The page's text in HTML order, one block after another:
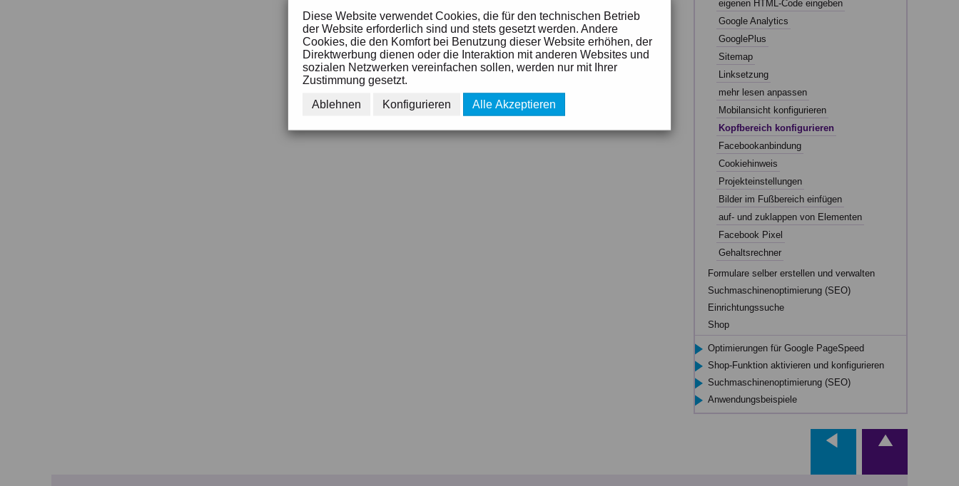
eigenen HTML-Code eingeben
Google Analytics
GooglePlus
Sitemap
Linksetzung
mehr lesen anpassen
Mobilansicht konfigurieren
Kopfbereich konfigurieren
Facebookanbindung
Cookiehinweis
Projekteinstellungen
Bilder im Fußbereich einfügen
auf- und zuklappen von Elementen
Facebook Pixel
Gehaltsrechner
Formulare selber erstellen und verwalten
Suchmaschinenoptimierung (SEO)
Einrichtungssuche
Shop
Optimierungen für Google PageSpeed
Shop-Funktion aktivieren und konfigurieren
Suchmaschinenoptimierung (SEO)
Anwendungsbeispiele
Diese Website verwendet Cookies, die für den technischen Betrieb
der Website erforderlich sind und stets gesetzt werden. Andere
Cookies, die den Komfort bei Benutzung dieser Website erhöhen, der
Direktwerbung dienen oder die Interaktion mit anderen Websites und
sozialen Netzwerken vereinfachen sollen, werden nur mit Ihrer
Zustimmung gesetzt.
Ablehnen
Konfigurieren Alle Akzeptieren